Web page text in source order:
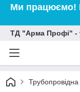
Ми працюємо!
ТД "Арма Профі" -